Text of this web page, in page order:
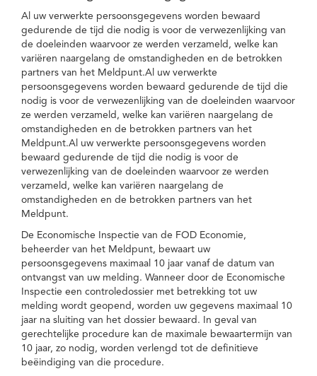
Al uw verwerkte persoonsgegevens worden bewaard
gedurende de tijd die nodig is voor de verwezenlijking van
de doeleinden waarvoor ze werden verzameld, welke kan
variëren naargelang de omstandigheden en de betrokken
partners van het Meldpunt.Al uw verwerkte
persoonsgegevens worden bewaard gedurende de tijd die
nodig is voor de verwezenlijking van de doeleinden waarvoor
ze werden verzameld, welke kan variëren naargelang de
omstandigheden en de betrokken partners van het
Meldpunt.Al uw verwerkte persoonsgegevens worden
bewaard gedurende de tijd die nodig is voor de
verwezenlijking van de doeleinden waarvoor ze werden
verzameld, welke kan variëren naargelang de
omstandigheden en de betrokken partners van het
Meldpunt.
De Economische Inspectie van de FOD Economie,
beheerder van het Meldpunt, bewaart uw
persoonsgegevens maximaal 10 jaar vanaf de datum van
ontvangst van uw melding. Wanneer door de Economische
Inspectie een controledossier met betrekking tot uw
melding wordt geopend, worden uw gegevens maximaal 10
jaar na sluiting van het dossier bewaard. In geval van
gerechtelijke procedure kan de maximale bewaartermijn van
10 jaar, zo nodig, worden verlengd tot de definitieve
beëindiging van die procedure.